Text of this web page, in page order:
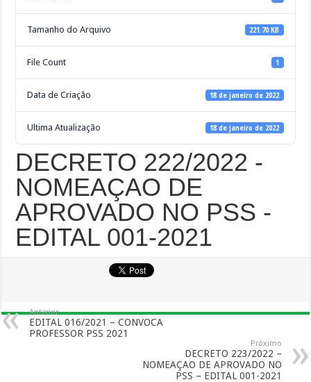
Tamanho do Arquivo 221.70 KB
File Count 1
Data de Criação 18 de janeiro de 2022
Ultima Atualização 18 de janeiro de 2022
DECRETO 222/2022 -
NOMEAÇAO DE
APROVADO NO PSS -
EDITAL 001-2021
Anterior
EDITAL 016/2021 – CONVOCA
PROFESSOR PSS 2021
Próximo
DECRETO 223/2022 –
NOMEAÇAO DE APROVADO NO
PSS – EDITAL 001-2021